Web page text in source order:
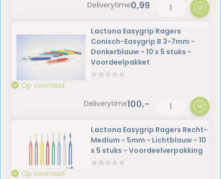
Deliverytime0,99
Lactona Easygrip Ragers
Conisch-Easygrip B 3-7mm -
Donkerblauw - 10 x 5 stuks -
Voordeelpakket
Op voorraad
Deliverytime100,-
Lactona Easygrip Ragers Recht-
Medium - 5mm - Lichtblauw - 10
x 5 stuks - Voordeelverpakking
Op voorraad